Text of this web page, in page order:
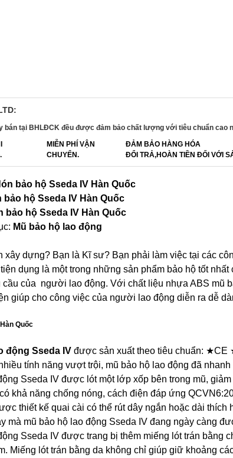
bán tại BHLĐCK đều được đảm bảo chất lượng với tiêu chuẩn cao
MIỄN PHÍ VẬN
CHUYỂN.
ĐẢM BẢO HÀNG HÓA
ĐỔI TRẢ,HOÀN TIỀN ĐỐI VỚI
bảo hộ Sseda IV Hàn Quốc
bảo hộ Sseda IV Hàn Quốc
bảo hộ Sseda IV Hàn Quốc
Mũ bảo hộ lao động
xây dựng? Bạn là Kĩ sư? Bạn phải làm việc tại các
dụng là một trong những sản phẩm bảo hộ tốt
của người lao động. Với chất liệu nhựa ABS mũ
giúp cho công việc của người lao động diễn ra dễ
Quốc
động Sseda IV được sản xuất theo tiêu chuẩn: ★CE
tính năng vượt trội, mũ bảo hộ lao động đã
Sseda IV được lót một lớp xốp bên trong mũ,
khả năng chống nóng, cách điện đáp ứng
thiết kế quai cài có thể rút dây ngắn hoặc dài
mà mũ bảo hộ lao động Sseda IV đang ngày càng
Sseda IV được trang bị thêm miếng lót trán bằng
Miếng lót trán bằng da không chỉ giúp giữ khoảng